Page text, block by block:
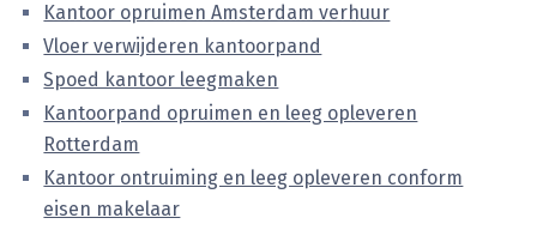
Kantoor opruimen Amsterdam verhuur
Vloer verwijderen kantoorpand
Spoed kantoor leegmaken
Kantoorpand opruimen en leeg opleveren
Rotterdam
Kantoor ontruiming en leeg opleveren conform
eisen makelaar